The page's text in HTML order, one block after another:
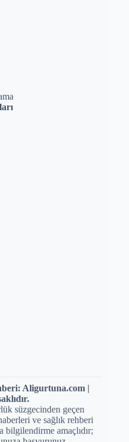
Aligurtuna.com |
süzgecinden geçen
ve sağlık rehberi
bilgilendirme amaçlıdır;